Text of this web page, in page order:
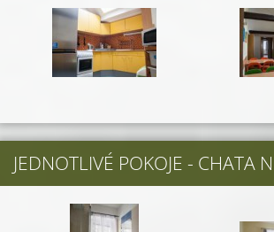
JEDNOTLIVÉ POKOJE - CHATA